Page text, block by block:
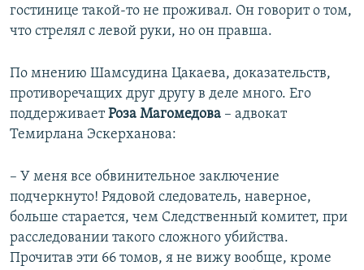
гостинице такой-то не проживал. Он говорит о том,
что стрелял с левой руки, но он правша.
По мнению Шамсудина Цакаева, доказательств,
противоречащих друг другу в деле много. Его
поддерживаетРоза Магомедова – адвокат
Темирлана Эскерханова:
– У меня все обвинительное заключение
подчеркнуто! Рядовой следователь, наверное,
больше старается, чем Следственный комитет, при
расследовании такого сложного убийства.
Прочитав эти 66 томов, я не вижу вообще, кроме